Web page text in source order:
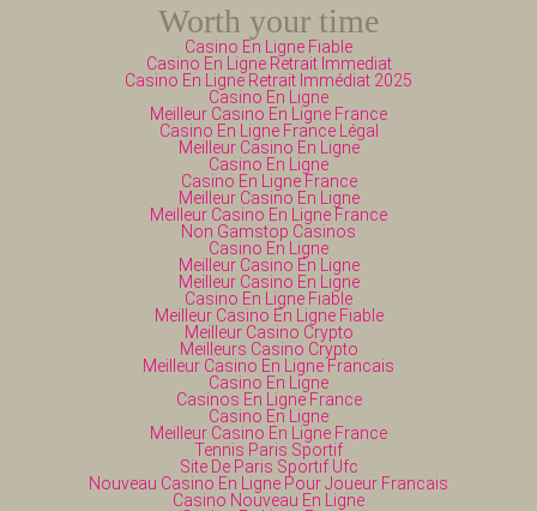
Worth your time
Casino En Ligne Fiable
Casino En Ligne Retrait Immediat
Casino En Ligne Retrait Immédiat 2025
Casino En Ligne
Meilleur Casino En Ligne France
Casino En Ligne France Légal
Meilleur Casino En Ligne
Casino En Ligne
Casino En Ligne France
Meilleur Casino En Ligne
Meilleur Casino En Ligne France
Non Gamstop Casinos
Casino En Ligne
Meilleur Casino En Ligne
Meilleur Casino En Ligne
Casino En Ligne Fiable
Meilleur Casino En Ligne Fiable
Meilleur Casino Crypto
Meilleurs Casino Crypto
Meilleur Casino En Ligne Francais
Casino En Ligne
Casinos En Ligne France
Casino En Ligne
Meilleur Casino En Ligne France
Tennis Paris Sportif
Site De Paris Sportif Ufc
Nouveau Casino En Ligne Pour Joueur Francais
Casino Nouveau En Ligne